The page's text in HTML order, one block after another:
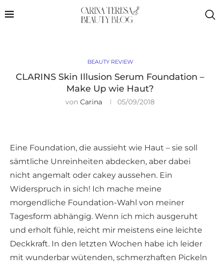
BEAUTY REVIEW
CLARINS Skin Illusion Serum Foundation –
Make Up wie Haut?
von Carina 05/09/2018
Eine Foundation, die aussieht wie Haut – sie soll
sämtliche Unreinheiten abdecken, aber dabei
nicht angemalt oder cakey aussehen. Ein
Widerspruch in sich! Ich mache meine
morgendliche Foundation-Wahl von meiner
Tagesform abhängig. Wenn ich mich ausgeruht
und erholt fühle, reicht mir meistens eine leichte
Deckkraft. In den letzten Wochen habe ich leider
mit wunderbar wütenden, schmerzhaften Pickeln